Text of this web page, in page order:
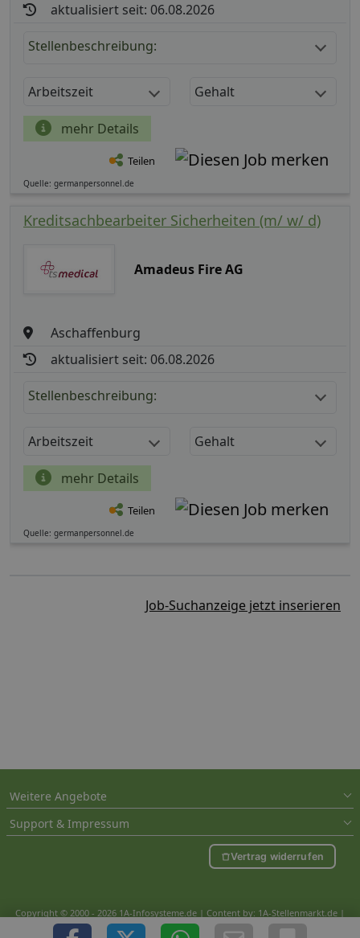
aktualisiert seit: 06.08.2026
Stellenbeschreibung:
Arbeitszeit Gehalt
mehr Details
Teilen
Quelle: germanpersonnel.de
Kreditsachbearbeiter Sicherheiten (m/ w/ d)
Amadeus Fire AG
Aschaffenburg
aktualisiert seit: 06.08.2026
Stellenbeschreibung:
Arbeitszeit Gehalt
mehr Details
Teilen
Quelle: germanpersonnel.de
Job-Suchanzeige jetzt inserieren
Weitere Angebote
Support & Impressum
Vertrag widerrufen
Copyright © 2000 - 2026 1A-Infosysteme.de | Content by: 1A-Stellenmarkt.de |
06.08.2026| CFo: nur_Artikel|SEO_anpassung ( 5.054)